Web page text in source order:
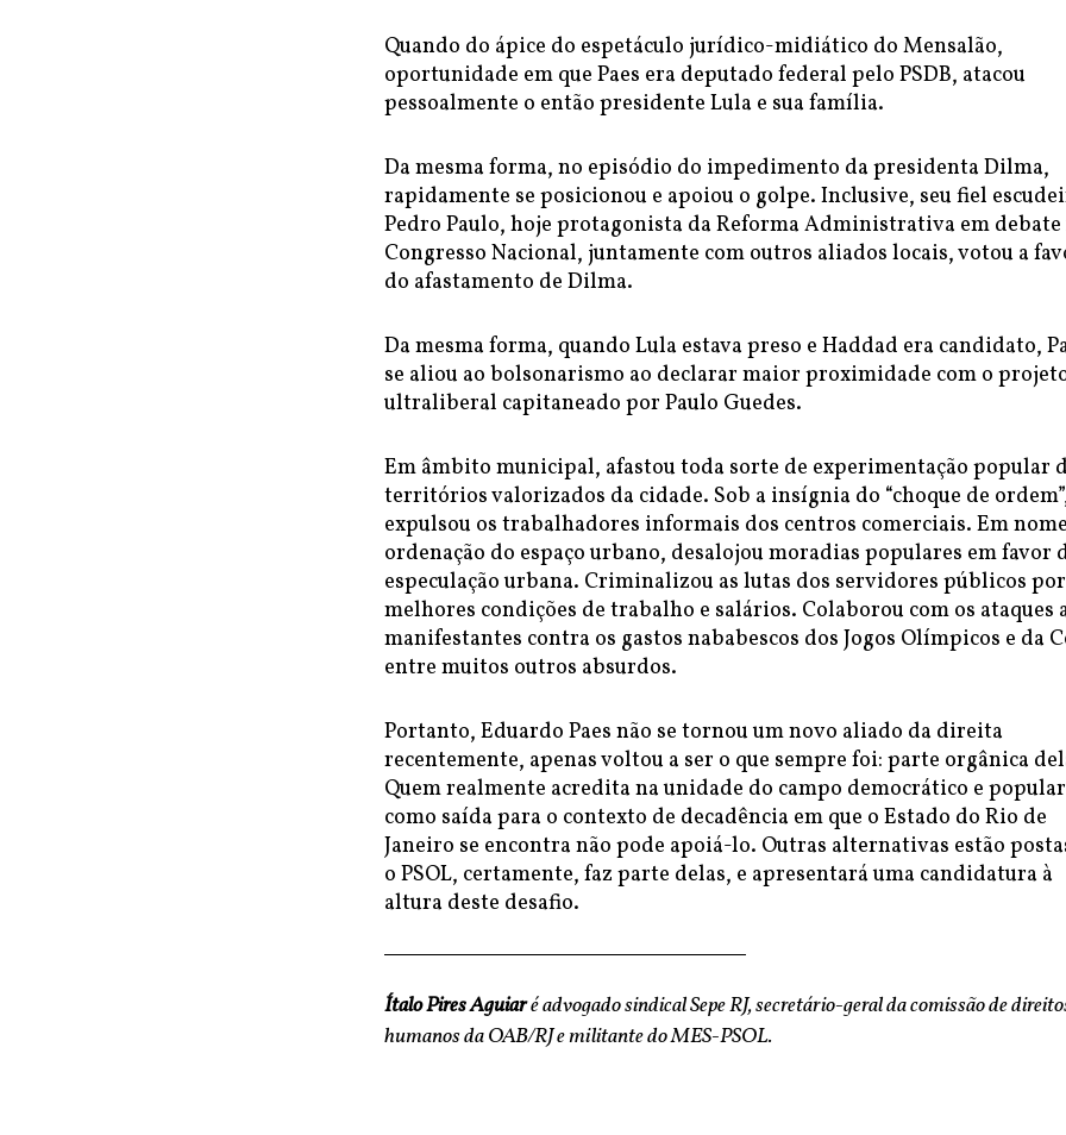
Quando do ápice do espetáculo jurídico-midiático do Mensalão,
oportunidade em que Paes era deputado federal pelo PSDB, atacou
pessoalmente o então presidente Lula e sua família.
Da mesma forma, no episódio do impedimento da presidenta Dilma,
rapidamente se posicionou e apoiou o golpe. Inclusive, seu fiel
Pedro Paulo, hoje protagonista da Reforma Administrativa em debate
Congresso Nacional, juntamente com outros aliados locais, votou a
do afastamento de Dilma.
Da mesma forma, quando Lula estava preso e Haddad era candidato,
se aliou ao bolsonarismo ao declarar maior proximidade com o
ultraliberal capitaneado por Paulo Guedes.
Em âmbito municipal, afastou toda sorte de experimentação popular
territórios valorizados da cidade. Sob a insígnia do “choque de
expulsou os trabalhadores informais dos centros comerciais. Em
ordenação do espaço urbano, desalojou moradias populares em favor
especulação urbana. Criminalizou as lutas dos servidores públicos por
melhores condições de trabalho e salários. Colaborou com os ataques
manifestantes contra os gastos nababescos dos Jogos Olímpicos e da
entre muitos outros absurdos.
Portanto, Eduardo Paes não se tornou um novo aliado da direita
recentemente, apenas voltou a ser o que sempre foi: parte orgânica
Quem realmente acredita na unidade do campo democrático e popular
como saída para o contexto de decadência em que o Estado do Rio de
Janeiro se encontra não pode apoiá-lo. Outras alternativas estão
o PSOL, certamente, faz parte delas, e apresentará uma candidatura à
altura deste desafio.
Ítalo Pires Aguiaré advogado sindical Sepe RJ, secretário-geral da comissão de
humanos da OAB/RJ e militante do MES-PSOL.